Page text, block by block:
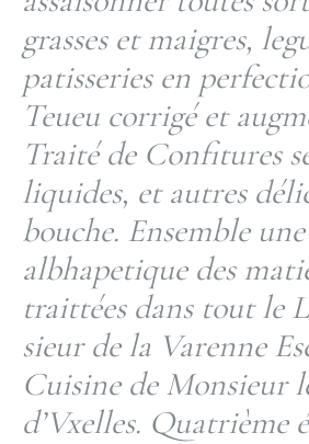
grasses et maigres,
patisseries en
Teueu corrigé et
Traité de Confitures
liquides, et autres
bouche. Ensemble
albhapetique des
traittées dans tout le
sieur de la Varenne
Cuisine de Monsieur
d’Vxelles. Quatrième